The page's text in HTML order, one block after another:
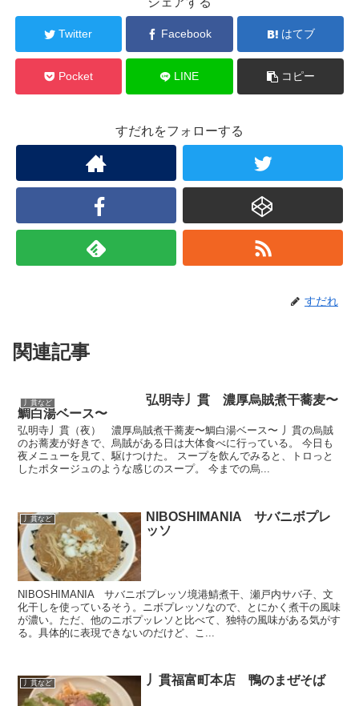
Twitter Facebook はてブ
Pocket LINE コピー
すだれをフォローする
すだれ
関連記事
丿貫など
弘明寺丿貫 濃厚烏賊煮干蕎麦〜
鯛白湯ベース〜
弘明寺丿貫（夜） 濃厚烏賊煮干蕎麦〜鯛白湯ベース〜 丿貫の烏賊
のお蕎麦が好きで、烏賊がある日は大体食べに行っている。 今日も
夜メニューを見て、駆けつけた。 スープを飲んでみると、トロっと
したポタージュのような感じのスープ。 今までの烏...
丿貫など
NIBOSHIMANIA サバニボプレ
ッソ
NIBOSHIMANIA サバニボプレッソ境港鯖煮干、瀬戸内サバ子、文
化干しを使っているそう。ニボプレッソなので、とにかく煮干の風味
が濃い。ただ、他のニボプッレソと比べて、独特の風味がある気がす
る。具体的に表現できないのだけど、こ...
丿貫など 丿貫福富町本店 鴨のまぜそば